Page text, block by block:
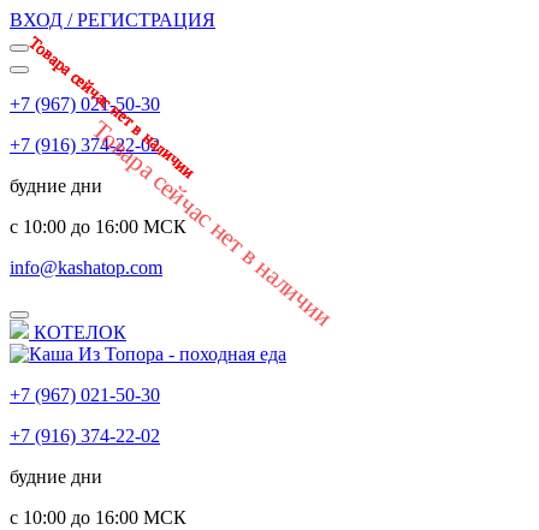
ВХОД / РЕГИСТРАЦИЯ
+7 (967) 021-50-30
+7 (916) 374-22-02
будние дни
с 10:00 до 16:00 МСК
info@kashatop.com
КОТЕЛОК
+7 (967) 021-50-30
+7 (916) 374-22-02
будние дни
с 10:00 до 16:00 МСК
Товара сейчас нет в наличии
Товара сейчас нет в наличии
Товара сейчас нет в наличии
Товара сейчас нет в наличии
Товара сейчас нет в наличии
Товара сейчас нет в наличии
Товара сейчас нет в наличии
Товара сейчас нет в наличии
Товара сейчас нет в наличии